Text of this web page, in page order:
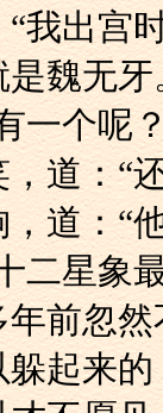
：“我出
魏无牙
有一个呢
笑，道
晌，道：
“十二星
年前忽
起来